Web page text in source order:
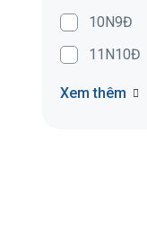
10N9Đ
11N10Đ
Xem thêm